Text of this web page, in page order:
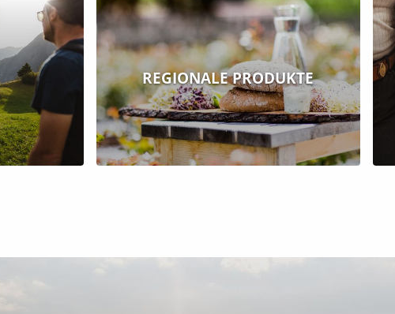
REGIONALE PRODUKTE